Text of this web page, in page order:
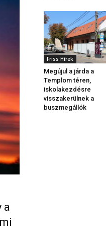
a
Friss Hírek
Megújul a járda a
Templom téren,
iskolakezdésre
visszakerülnek a
buszmegállók